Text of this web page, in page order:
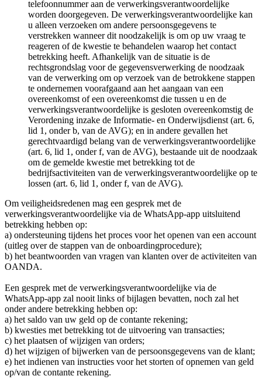
telefoonnummer aan de verwerkingsverantwoordelijke
worden doorgegeven. De verwerkingsverantwoordelijke kan
u alleen verzoeken om andere persoonsgegevens te
verstrekken wanneer dit noodzakelijk is om op uw vraag te
reageren of de kwestie te behandelen waarop het contact
betrekking heeft. Afhankelijk van de situatie is de
rechtsgrondslag voor de gegevensverwerking de noodzaak
van de verwerking om op verzoek van de betrokkene stappen
te ondernemen voorafgaand aan het aangaan van een
overeenkomst of een overeenkomst die tussen u en de
verwerkingsverantwoordelijke is gesloten overeenkomstig de
Verordening inzake de Informatie- en Onderwijsdienst (art. 6,
lid 1, onder b, van de AVG); en in andere gevallen het
gerechtvaardigd belang van de verwerkingsverantwoordelijke
(art. 6, lid 1, onder f, van de AVG), bestaande uit de noodzaak
om de gemelde kwestie met betrekking tot de
bedrijfsactiviteiten van de verwerkingsverantwoordelijke op te
lossen (art. 6, lid 1, onder f, van de AVG).
Om veiligheidsredenen mag een gesprek met de
verwerkingsverantwoordelijke via de WhatsApp-app uitsluitend
betrekking hebben op:
a) ondersteuning tijdens het proces voor het openen van een account
(uitleg over de stappen van de onboardingprocedure);
b) het beantwoorden van vragen van klanten over de activiteiten van
OANDA.
Een gesprek met de verwerkingsverantwoordelijke via de
WhatsApp-app zal nooit links of bijlagen bevatten, noch zal het
onder andere betrekking hebben op:
a) het saldo van uw geld op de contante rekening;
b) kwesties met betrekking tot de uitvoering van transacties;
c) het plaatsen of wijzigen van orders;
d) het wijzigen of bijwerken van de persoonsgegevens van de klant;
e) het indienen van instructies voor het storten of opnemen van geld
op/van de contante rekening.